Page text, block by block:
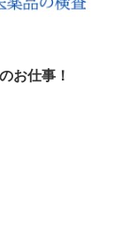
お仕事！